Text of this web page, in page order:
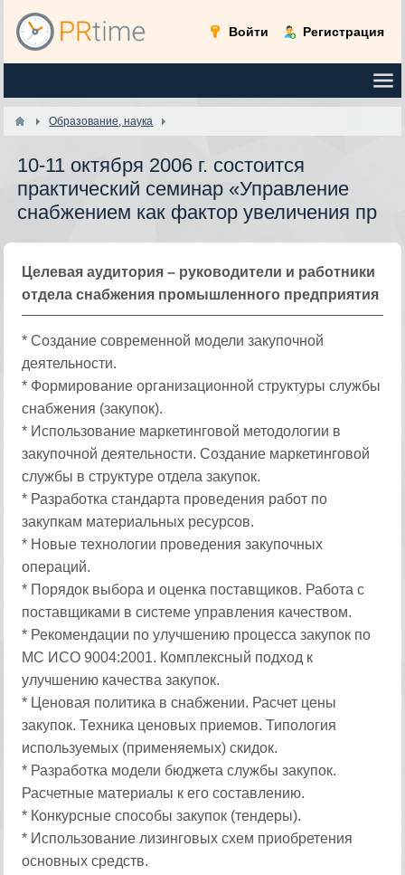
Войти Регистрация
Образование, наука
10-11 октября 2006 г. состоится
практический семинар «Управление
снабжением как фактор увеличения пр
Целевая аудитория – руководители и работники
отдела снабжения промышленного предприятия
* Создание современной модели закупочной
деятельности.
* Формирование организационной структуры службы
снабжения (закупок).
* Использование маркетинговой методологии в
закупочной деятельности. Создание маркетинговой
службы в структуре отдела закупок.
* Разработка стандарта проведения работ по
закупкам материальных ресурсов.
* Новые технологии проведения закупочных
операций.
* Порядок выбора и оценка поставщиков. Работа с
поставщиками в системе управления качеством.
* Рекомендации по улучшению процесса закупок по
МС ИСО 9004:2001. Комплексный подход к
улучшению качества закупок.
* Ценовая политика в снабжении. Расчет цены
закупок. Техника ценовых приемов. Типология
используемых (применяемых) скидок.
* Разработка модели бюджета службы закупок.
Расчетные материалы к его составлению.
* Конкурсные способы закупок (тендеры).
* Использование лизинговых схем приобретения
основных средств.